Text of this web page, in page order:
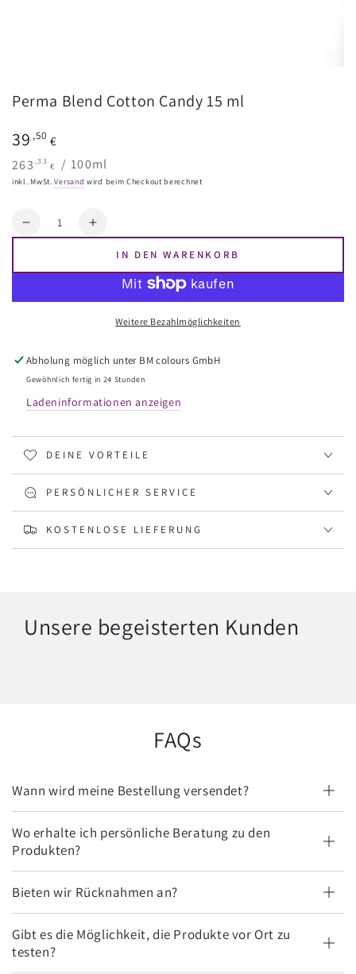
Perma Blend Cotton Candy 15 ml
Regulärer
39 ,50 €
Stückpreis
263 ,33 € / pro
100ml
inkl. MwSt.Versand wird beim Checkout berechnet
Reduzieren
Candy
15
ml
Erhöhen
Menge
Blend
Candy
15
ml
IN DEN WARENKORB
Weitere Bezahlmöglichkeiten
Abholung möglich unter BM colours GmbH
Gewöhnlich fertig in 24 Stunden
Ladeninformationen anzeigen
DEINE VORTEILE
PERSÖNLICHER SERVICE
KOSTENLOSE LIEFERUNG
Unsere begeisterten Kunden
FAQs
Wann wird meine Bestellung versendet?
Wo erhalte ich persönliche Beratung zu den
Produkten?
Bieten wir Rücknahmen an?
Gibt es die Möglichkeit, die Produkte vor Ort zu
testen?